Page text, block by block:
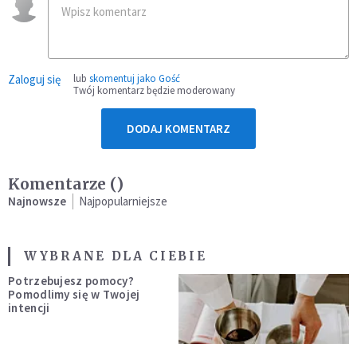
Zaloguj się lub skomentuj jako Gość
Twój komentarz będzie moderowany
DODAJ KOMENTARZ
Komentarze ()
Najnowsze Najpopularniejsze
WYBRANE DLA CIEBIE
Potrzebujesz pomocy?
Pomodlimy się w Twojej
intencji